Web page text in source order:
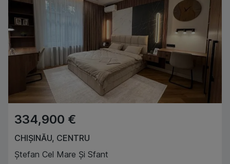
334,900 €
CHIȘINĂU, CENTRU
Ștefan Cel Mare Și Sfant